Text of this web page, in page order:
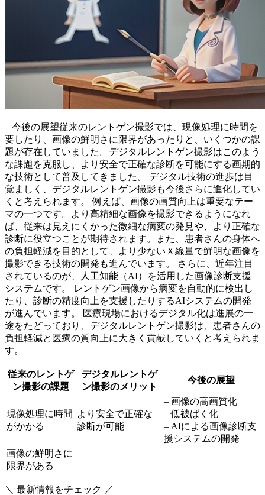
– 今後の展望従来のレントゲン撮影では、現像処理に時間を
要したり、画像の鮮明さに限界があったりと、いくつかの課
題が存在していました。デジタルレントゲン撮影はこのよう
な課題を克服し、より安全で正確な診断を可能にする画期的
な技術として普及してきました。 デジタル技術の進歩は目
覚ましく、デジタルレントゲン撮影も今後さらに進化してい
くと考えられます。
例えば、画像の画質向上は重要なテー
マの一つです。より高精細な画像を撮影できるようになれ
ば、従来は見えにくかった微細な病変の発見や、より正確な
診断に役立つことが期待されます。また、患者さんの身体へ
の負担軽減を目的として、より少ないＸ線量で鮮明な画像を
撮影できる技術の開発も進んでいます。
さらに、近年注目
されているのが、人工知能（AI）を活用した画像診断支援
システムです。
レントゲン画像から病変を自動的に検出し
たり、診断の精度向上を支援したりするAIシステムの開発
が進んでいます。 医療現場におけるデジタル化は進展の一
途をたどっており、デジタルレントゲン撮影は、患者さんの
負担軽減と医療の質向上に大きく貢献していくと考えられま
す。
従来のレントゲ
ン撮影の課題
デジタルレントゲ
ン撮影のメリット
今後の展望
現像処理に時間
がかかる
より安全で正確な
診断が可能
– 画像の高画質化
– 低被ばく化
– AIによる画像診断支
援システムの開発
画像の鮮明さに
限界がある
＼ 最新情報をチェック ／